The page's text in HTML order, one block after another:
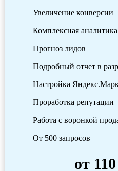
Увеличение конверсии
Комплексная аналитика
Прогноз лидов
Подробный отчет в
Настройка
Проработка репутации
Работа с воронкой
От 500 запросов
от